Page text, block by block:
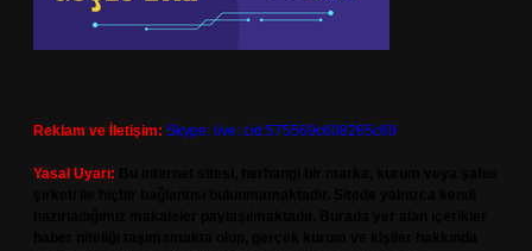
Reklam ve İletişim: Skype: live:.cid.575569c608265c69
Yasal Uyarı: